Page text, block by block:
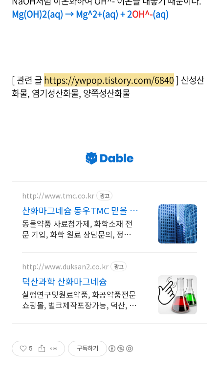
Mg(OH)2(aq) → Mg^2+(aq) + 2OH^-(aq)
[ 관련 글https://ywpop.tistory.com/6840] 산성산
화물, 염기성산화물, 양쪽성산화물
http://www.tmc.co.kr 광고
산화마그네슘 동우TMC 믿을 수
있는 제품 품질
동물약품 사료첨가제, 화학소재 전
문 기업, 화학 원료 상담문의, 정밀공
공
http://www.duksan2.co.kr 광고
덕산과학 산화마그네슘
실험연구및원료약품, 화공약품전문
쇼핑몰, 벌크제작포장가능, 덕산, 대
5 구독하기